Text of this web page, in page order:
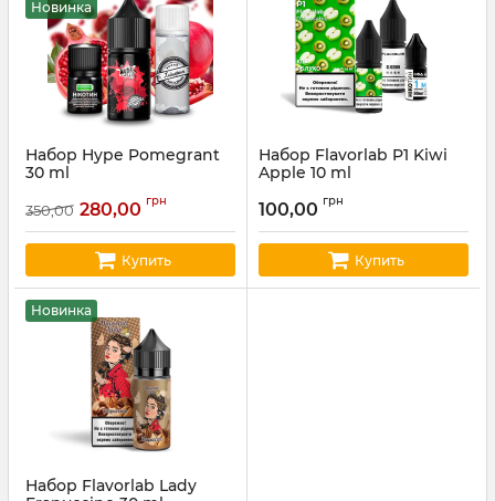
Новинка
Набор Hype Pomegrant
30 ml
350,00 280,00 грн
Купить
Набор Flavorlab P1 Kiwi
Apple 10 ml
100,00 грн
Купить
Новинка
Набор Flavorlab Lady